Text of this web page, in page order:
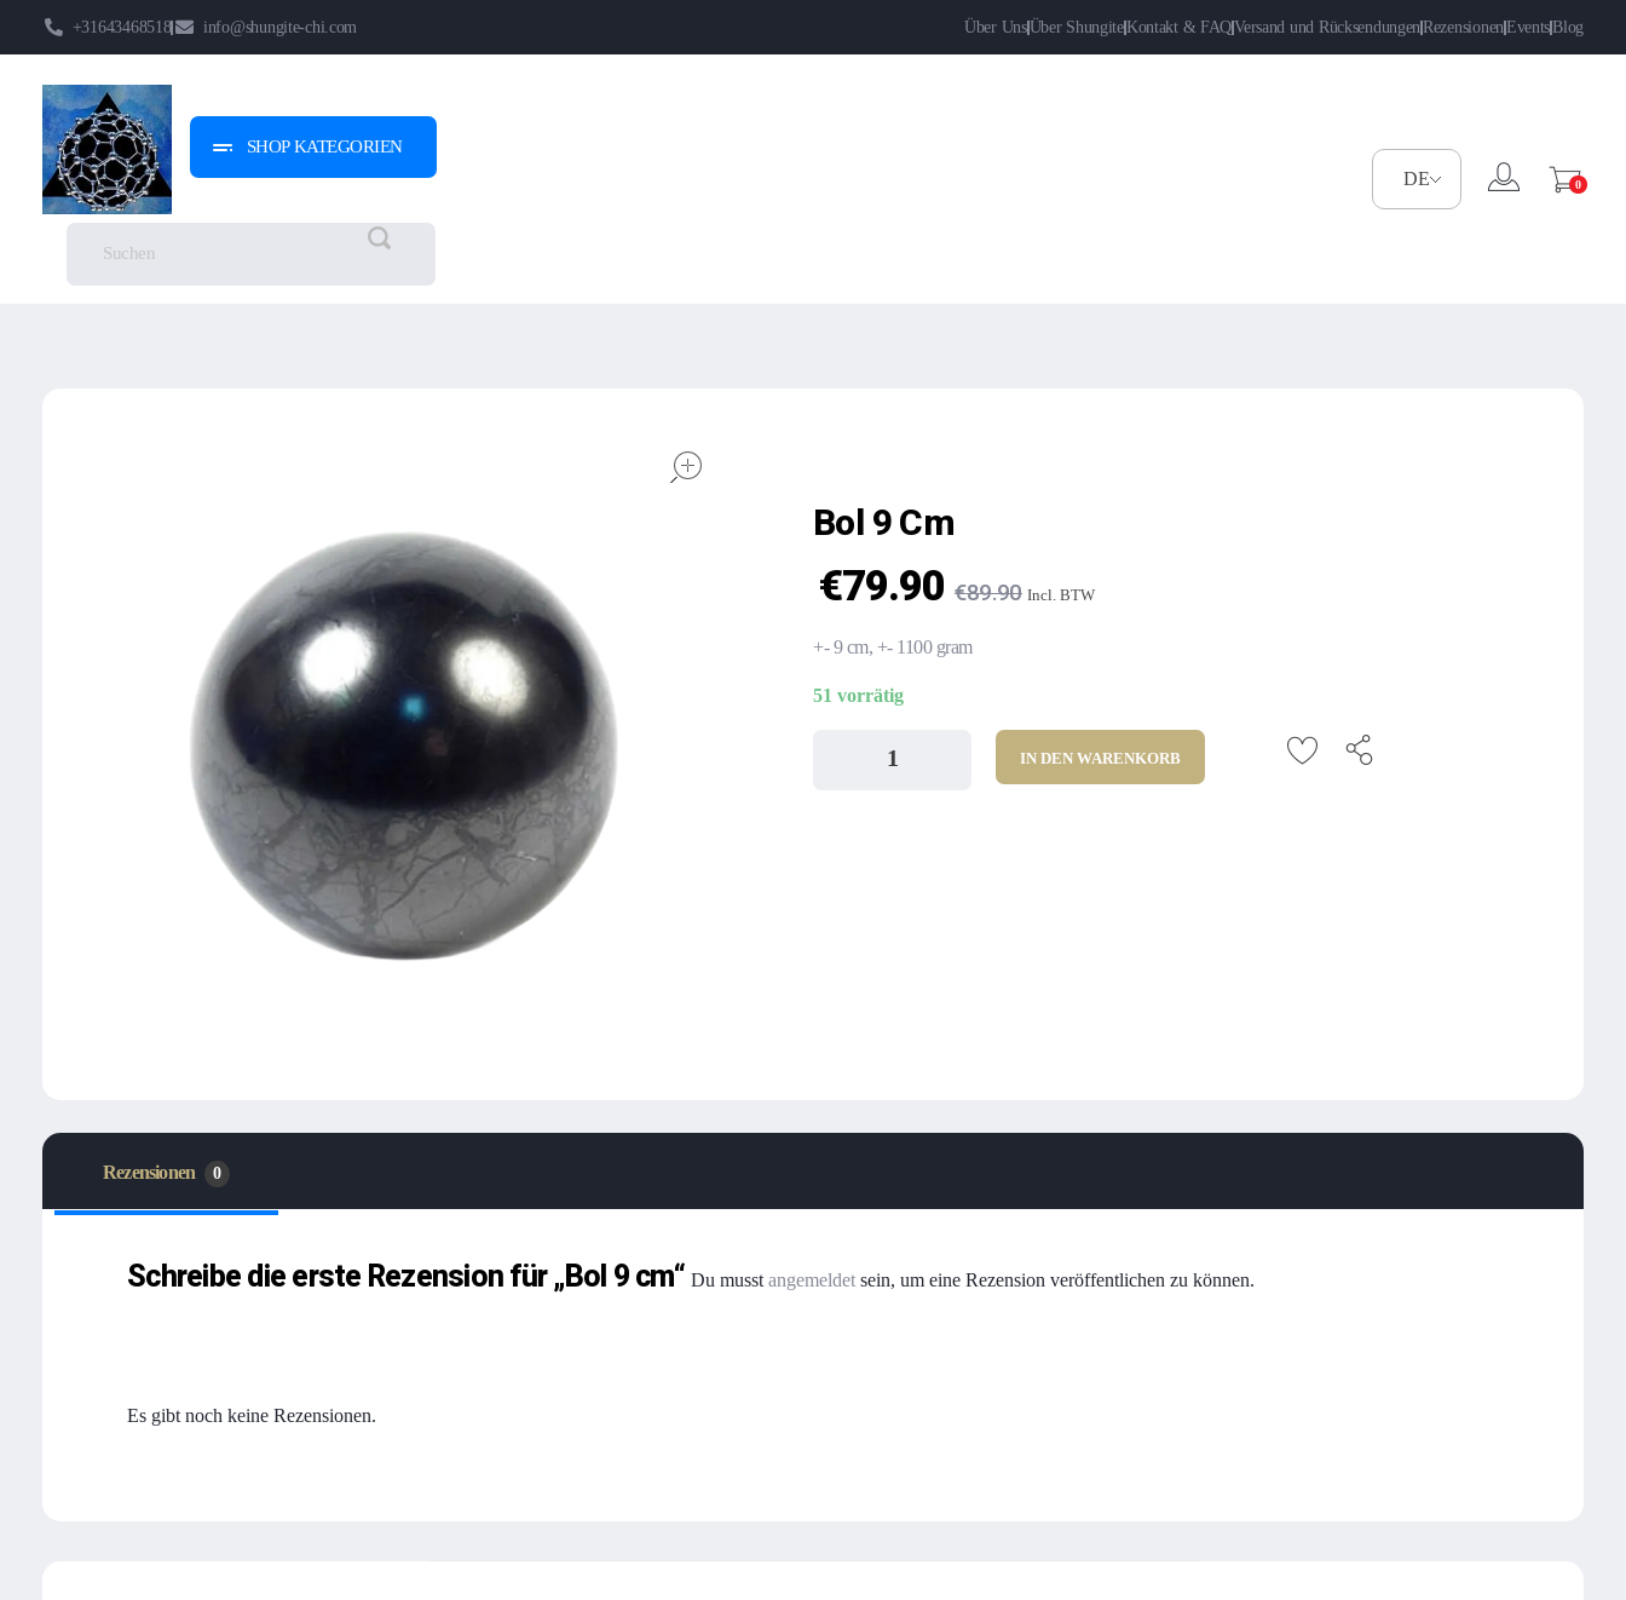
+31643468518 info@shungite-chi.com Über UnsÜber ShungiteKontakt & FAQVersand und RücksendungenRezensionenEventsBlog
Shungite-Chi | Groothandel
Echte Shungite Edel uit Karelie
SHOP KATEGORIEN
0
Bol 9 Cm
€79.90 €89.90 Incl. BTW
+- 9 cm, +- 1100 gram
51 vorrätig
IN DEN WARENKORB
Rezensionen 0
Es gibt noch keine Rezensionen.
Schreibe die erste Rezension für „Bol 9 cm“Du musstangemeldet sein, um eine Rezension veröffentlichen zu können.